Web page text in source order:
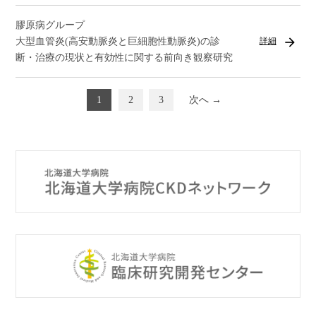
膠原病グループ
大型血管炎(高安動脈炎と巨細胞性動脈炎)の診
断・治療の現状と有効性に関する前向き観察研究
詳細 arrow_forward
1 2 3 次へ →